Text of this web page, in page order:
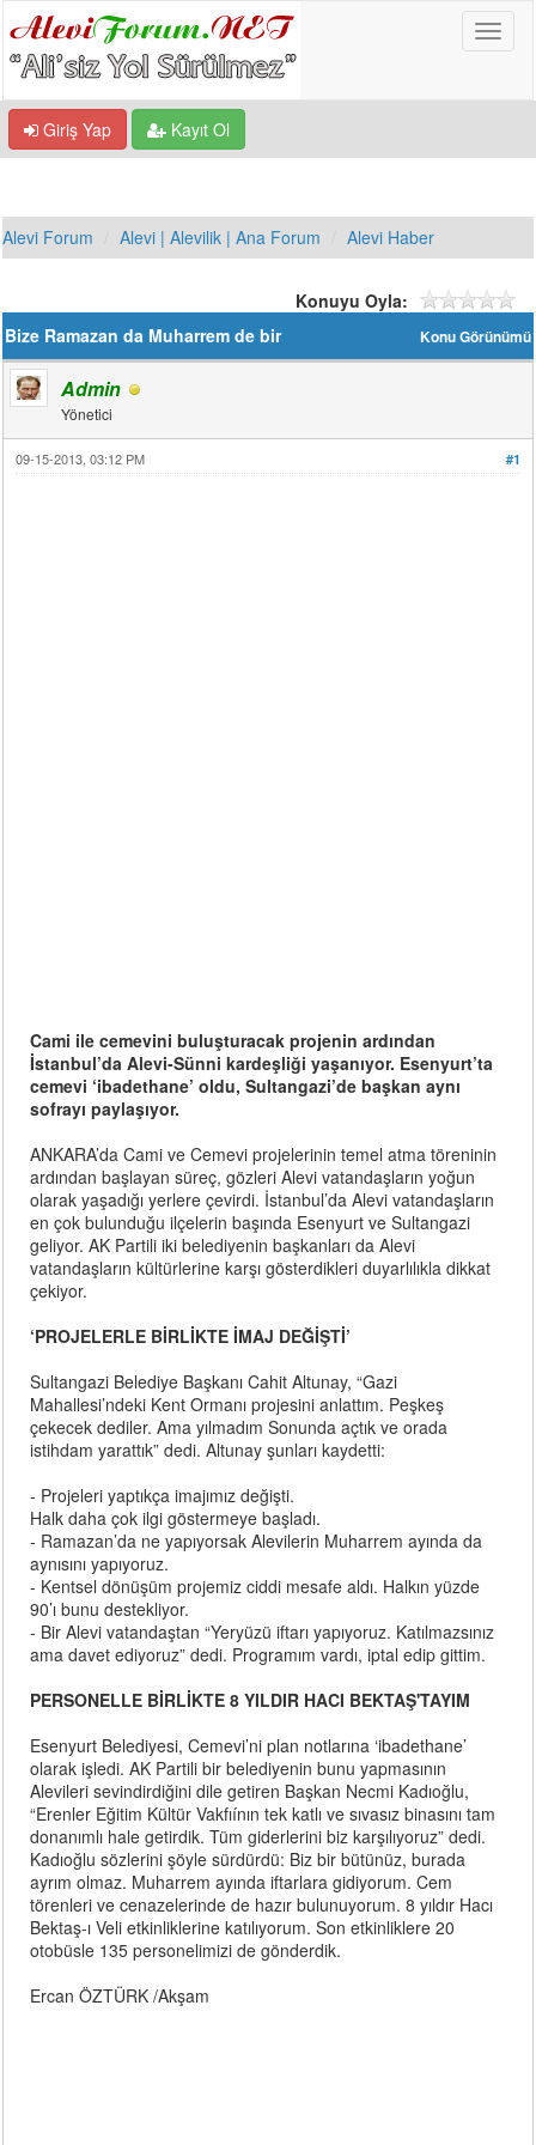
Giriş Yap Kayıt Ol
Alevi Forum Alevi | Alevilik | Ana Forum Alevi Haber
Konuyu Oyla:
Konu Görünümü
Bize Ramazan da Muharrem de bir
Admin
Yönetici
#1
09-15-2013, 03:12 PM
Cami ile cemevini buluşturacak projenin ardından
İstanbul’da Alevi-Sünni kardeşliği yaşanıyor. Esenyurt’ta
cemevi ‘ibadethane’ oldu, Sultangazi’de başkan aynı
sofrayı paylaşıyor.
ANKARA’da Cami ve Cemevi projelerinin temel atma töreninin
ardından başlayan süreç, gözleri Alevi vatandaşların yoğun
olarak yaşadığı yerlere çevirdi. İstanbul’da Alevi vatandaşların
en çok bulunduğu ilçelerin başında Esenyurt ve Sultangazi
geliyor. AK Partili iki belediyenin başkanları da Alevi
vatandaşların kültürlerine karşı gösterdikleri duyarlılıkla dikkat
çekiyor.
‘PROJELERLE BİRLİKTE İMAJ DEĞİŞTİ’
Sultangazi Belediye Başkanı Cahit Altunay, “Gazi
Mahallesi’ndeki Kent Ormanı projesini anlattım. Peşkeş
çekecek dediler. Ama yılmadım Sonunda açtık ve orada
istihdam yarattık” dedi. Altunay şunları kaydetti:
- Projeleri yaptıkça imajımız değişti.
Halk daha çok ilgi göstermeye başladı.
- Ramazan’da ne yapıyorsak Alevilerin Muharrem ayında da
aynısını yapıyoruz.
- Kentsel dönüşüm projemiz ciddi mesafe aldı. Halkın yüzde
90’ı bunu destekliyor.
- Bir Alevi vatandaştan “Yeryüzü iftarı yapıyoruz. Katılmazsınız
ama davet ediyoruz” dedi. Programım vardı, iptal edip gittim.
PERSONELLE BİRLİKTE 8 YILDIR HACI BEKTAŞ'TAYIM
Esenyurt Belediyesi, Cemevi’ni plan notlarına ‘ibadethane’
olarak işledi. AK Partili bir belediyenin bunu yapmasının
Alevileri sevindirdiğini dile getiren Başkan Necmi Kadıoğlu,
“Erenler Eğitim Kültür Vakfıínın tek katlı ve sıvasız binasını tam
donanımlı hale getirdik. Tüm giderlerini biz karşılıyoruz” dedi.
Kadıoğlu sözlerini şöyle sürdürdü: Biz bir bütünüz, burada
ayrım olmaz. Muharrem ayında iftarlara gidiyorum. Cem
törenleri ve cenazelerinde de hazır bulunuyorum. 8 yıldır Hacı
Bektaş-ı Veli etkinliklerine katılıyorum. Son etkinliklere 20
otobüsle 135 personelimizi de gönderdik.
Ercan ÖZTÜRK /Akşam